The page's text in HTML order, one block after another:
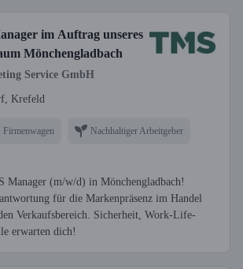
im Auftrag unseres
Mönchengladbach
Service GmbH
Krefeld
Firmenwagen Nachhaltiger Arbeitgeber
Manager (m/w/d) in Mönchengladbach!
für die Markenpräsenz im Handel
Verkaufsbereich. Sicherheit, Work-Life-
erwarten dich!